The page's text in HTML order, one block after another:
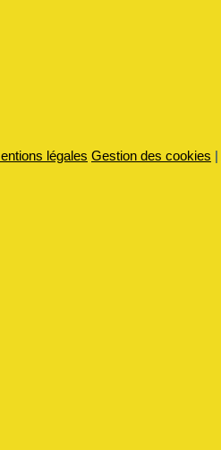
légales Gestion des cookies |